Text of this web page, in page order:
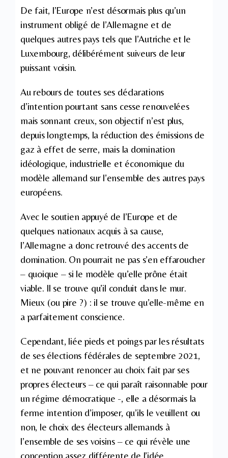
De fait, l’Europe n’est désormais plus qu’un
instrument obligé de l’Allemagne et de
quelques autres pays tels que l’Autriche et le
Luxembourg, délibérément suiveurs de leur
puissant voisin.
Au rebours de toutes ses déclarations
d’intention pourtant sans cesse renouvelées
mais sonnant creux, son objectif n’est plus,
depuis longtemps, la réduction des émissions de
gaz à effet de serre, mais la domination
idéologique, industrielle et économique du
modèle allemand sur l’ensemble des autres pays
européens.
Avec le soutien appuyé de l’Europe et de
quelques nationaux acquis à sa cause,
l’Allemagne a donc retrouvé des accents de
domination. On pourrait ne pas s’en effaroucher
– quoique – si le modèle qu’elle prône était
viable. Il se trouve qu’il conduit dans le mur.
Mieux (ou pire ?) : il se trouve qu’elle-même en
a parfaitement conscience.
Cependant, liée pieds et poings par les résultats
de ses élections fédérales de septembre 2021,
et ne pouvant renoncer au choix fait par ses
propres électeurs – ce qui paraît raisonnable pour
un régime démocratique -, elle a désormais la
ferme intention d’imposer, qu’ils le veuillent ou
non, le choix des électeurs allemands à
l’ensemble de ses voisins – ce qui révèle une
conception assez différente de l’idée